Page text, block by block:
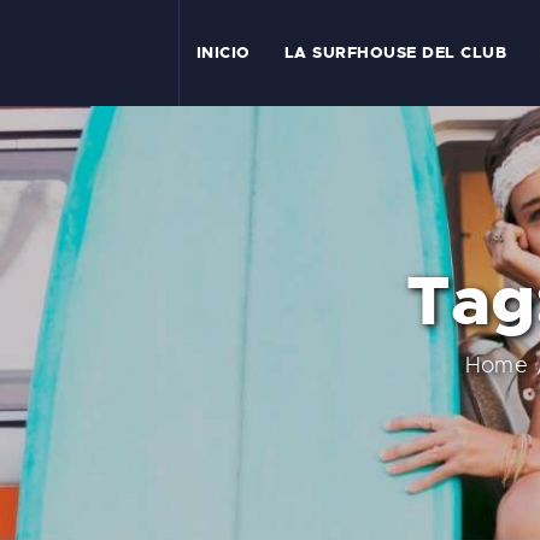
INICIO LA SURFHOUSE DEL CLUB
Home